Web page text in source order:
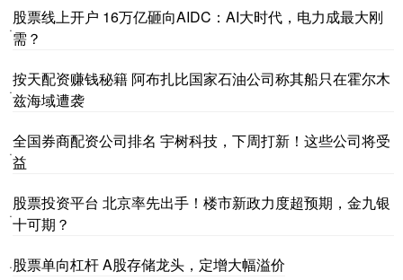
·
股票线上开户 16万亿砸向AIDC：AI大时代，电力成最大刚
需？
·
按天配资赚钱秘籍 阿布扎比国家石油公司称其船只在霍尔木
兹海域遭袭
·
全国券商配资公司排名 宇树科技，下周打新！这些公司将受
益
·
股票投资平台 北京率先出手！楼市新政力度超预期，金九银
十可期？
·股票单向杠杆 A股存储龙头，定增大幅溢价